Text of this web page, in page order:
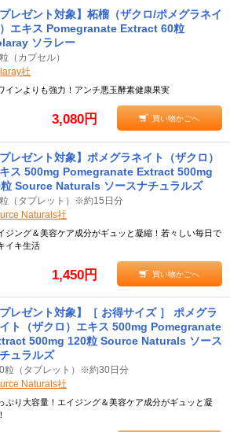
分も含んでいるため、女性ホルモンの不足
不調に役立つと言われています。さらに、
してエネルギー源となる糖質も豊富なので
る働きもあります。
ネイト）の安全性
場合は安全です。しかし、アルカロイドと
ため大量に食べると嘔吐、めまい、下痢な
す可能性があります。そのため一度にたく
しょう。
ネイト）の摂取方法≫
安は400㎎ほどとされています。また、サ
日2粒を目安に摂取するのが一般的です。
推奨する摂取量はメーカーにより異なりま
は、特に副作用などが発生することはあり
な下痢および赤痢などの初期症状がある場
。
サプリメントアドバイザー 長谷川貴志
プレゼント対象】柘榴（ザクロ/ポメグラネイ
）エキス Pomegranate Extract 60粒
ソラレー
（カプセル）
社
インよりも強力！アンチ悪玉酵素健康果実
3,080円 買い物かごへ
プレゼント対象】ポメグラネイト（ザクロ）
ス 500mg Pomegranate Extract 500mg
Source Naturals ソースナチュラルズ
（タブレット）※約15日分
Naturals社
ジング＆美容ケア成分がギュッと凝縮！若々しい毎日で
イキ生活
1,450円 買い物かごへ
プレゼント対象】［ お得サイズ ］ ポメグラ
ト（ザクロ）エキス 500mg Pomegranate
500mg 120粒 Source Naturals ソース
ュラルズ
粒（タブレット）※約30日分
Naturals社
ぷり大容量！エイジング＆美容ケア成分がギュッと凝